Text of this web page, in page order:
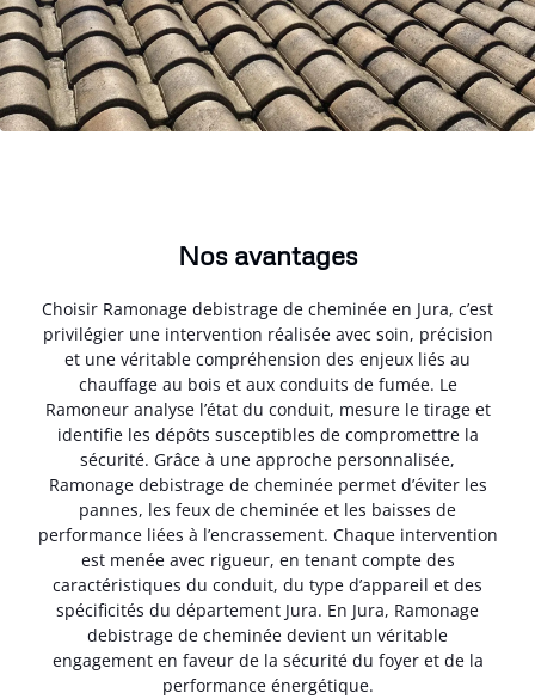
Nos avantages
Choisir Ramonage debistrage de cheminée en Jura, c’est
privilégier une intervention réalisée avec soin, précision
et une véritable compréhension des enjeux liés au
chauffage au bois et aux conduits de fumée. Le
Ramoneur analyse l’état du conduit, mesure le tirage et
identifie les dépôts susceptibles de compromettre la
sécurité. Grâce à une approche personnalisée,
Ramonage debistrage de cheminée permet d’éviter les
pannes, les feux de cheminée et les baisses de
performance liées à l’encrassement. Chaque intervention
est menée avec rigueur, en tenant compte des
caractéristiques du conduit, du type d’appareil et des
spécificités du département Jura. En Jura, Ramonage
debistrage de cheminée devient un véritable
engagement en faveur de la sécurité du foyer et de la
performance énergétique.